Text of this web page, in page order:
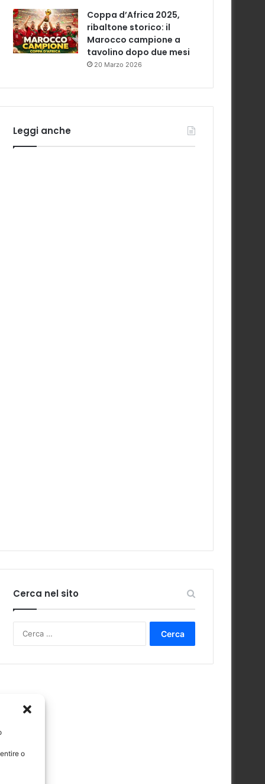
o
Coppa d’Africa 2025,
ribaltone storico: il
Marocco campione a
tavolino dopo due mesi
20 Marzo 2026
Leggi anche
Cerca nel sito